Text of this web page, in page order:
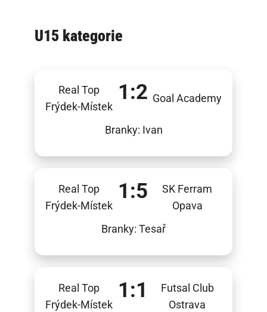
U15 kategorie
Real Top
Frýdek-Místek
1:2 Goal Academy
Branky: Ivan
Real Top
Frýdek-Místek
1:5
SK Ferram
Opava
Branky: Tesař
Real Top
Frýdek-Místek
1:1
Futsal Club
Ostrava